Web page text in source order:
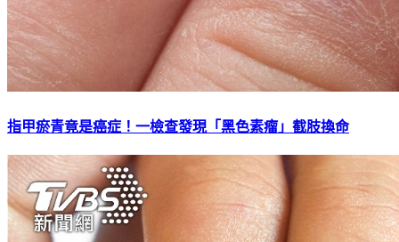
指甲瘀青竟是癌症！一檢查發現「黑色素瘤」截肢換命